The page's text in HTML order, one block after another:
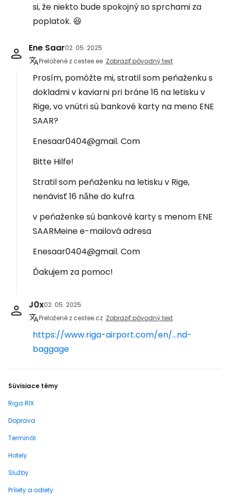
si, že niekto bude spokojný so sprchami za
poplatok. 😆
Ene Saar02. 05. 2025
Preložené z cestee.ee Zobraziť pôvodný text
Prosím, pomôžte mi, stratil som peňaženku s
dokladmi v kaviarni pri bráne 16 na letisku v
Rige, vo vnútri sú bankové karty na meno ENE
SAAR?
Enesaar0404@gmail. Com
Bitte Hilfe!
Stratil som peňaženku na letisku v Rige,
nenávisť 16 nǎhe do kufra.
v peňaženke sú bankové karty s menom ENE
SAARMeine e-mailová adresa
Enesaar0404@gmail. Com
Ďakujem za pomoc!
J0x02. 05. 2025
Preložené z cestee.cz Zobraziť pôvodný text
https://www.riga-airport.com/en/...nd-
baggage
Súvisiace témy
Riga RIX
Doprava
Terminál
Hotely
Služby
Prílety a odlety